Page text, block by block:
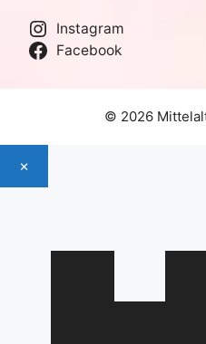
Instagram
Facebook
© 2026
×